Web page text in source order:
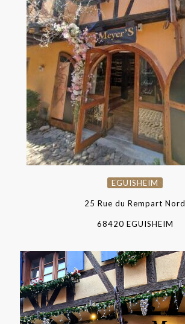
EGUISHEIM
EGUISHEIM
25 Rue du Rempart Nord
68420 EGUISHEIM